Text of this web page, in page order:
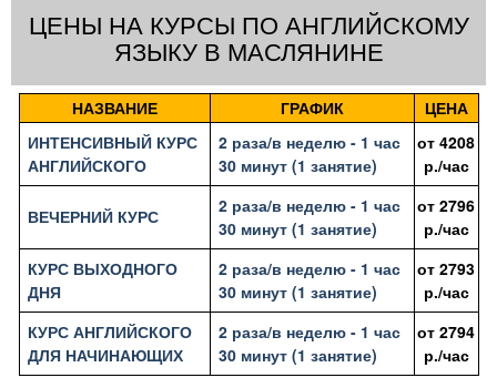
ЦЕНЫ НА КУРСЫ ПО АНГЛИЙСКОМУ
ЯЗЫКУ В МАСЛЯНИНЕ
НАЗВАНИЕ ГРАФИК
ЦЕНА
ИНТЕНСИВНЫЙ КУРС
АНГЛИЙСКОГО
2 раза/в неделю - 1 час
30 минут (1 занятие)
от 4208
р./час
ВЕЧЕРНИЙ КУРС
2 раза/в неделю - 1 час
30 минут (1 занятие)
от 2796
р./час
КУРС ВЫХОДНОГО
ДНЯ
2 раза/в неделю - 1 час
30 минут (1 занятие)
от 2793
р./час
КУРС АНГЛИЙСКОГО
ДЛЯ НАЧИНАЮЩИХ
2 раза/в неделю - 1 час
30 минут (1 занятие)
от 2794
р./час